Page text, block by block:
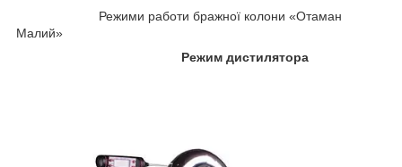
Режими работи бражної колони «Отаман
Малий»
Режим дистилятора